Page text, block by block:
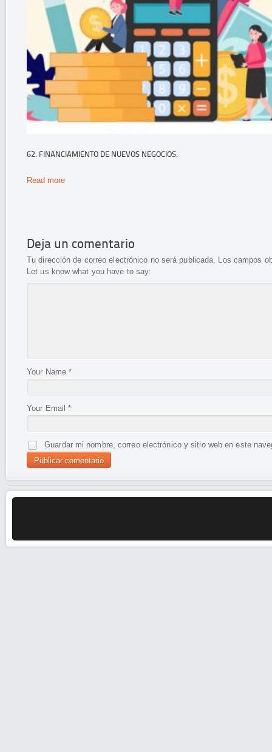
62. FINANCIAMIENTO DE NUEVOS NEGOCIOS.
Read more
Deja un comentario
Tu dirección de correo electrónico no será publicada. Los campos
Let us know what you have to say:
Your Name *
Your Email *
Guardar mi nombre, correo electrónico y sitio web en este